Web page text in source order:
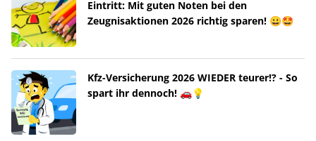
Eintritt: Mit guten Noten bei den
Zeugnisaktionen 2026 richtig sparen! 😀🤩
Kfz-Versicherung 2026 WIEDER teurer!? - So
spart ihr dennoch! 🚗💡